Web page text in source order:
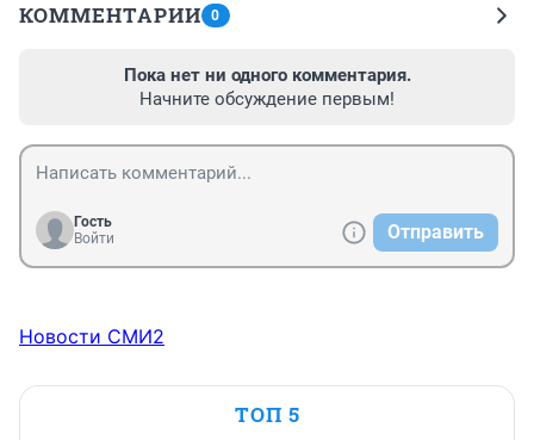
КОММЕНТАРИИ 0
Пока нет ни одного комментария.
Начните обсуждение первым!
Гость
Войти
Отправить
Новости СМИ2
ТОП 5